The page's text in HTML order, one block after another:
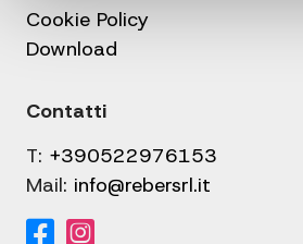
Cookie Policy
Download
Contatti
T: +390522976153
Mail: info@rebersrl.it